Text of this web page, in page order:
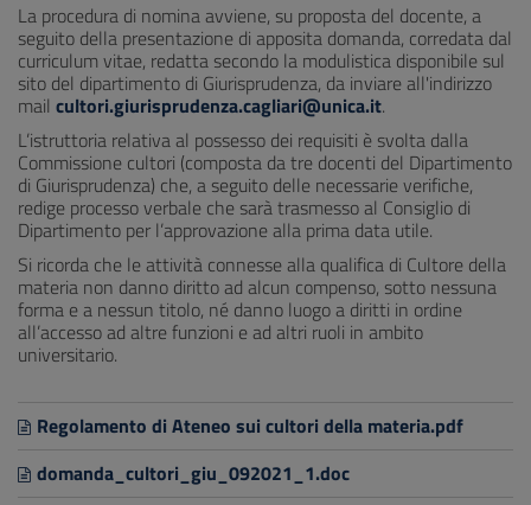
La procedura di nomina avviene, su proposta del docente, a
seguito della presentazione di apposita domanda, corredata dal
curriculum vitae, redatta secondo la modulistica disponibile sul
sito del dipartimento di Giurisprudenza, da inviare all'indirizzo
mail cultori.giurisprudenza.cagliari@unica.it.
L’istruttoria relativa al possesso dei requisiti è svolta dalla
Commissione cultori (composta da tre docenti del Dipartimento
di Giurisprudenza) che, a seguito delle necessarie verifiche,
redige processo verbale che sarà trasmesso al Consiglio di
Dipartimento per l’approvazione alla prima data utile.
Si ricorda che le attività connesse alla qualifica di Cultore della
materia non danno diritto ad alcun compenso, sotto nessuna
forma e a nessun titolo, né danno luogo a diritti in ordine
all’accesso ad altre funzioni e ad altri ruoli in ambito
universitario.
Regolamento di Ateneo sui cultori della materia.pdf
domanda_cultori_giu_092021_1.doc